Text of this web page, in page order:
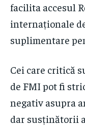
facilita accesul
internaționale
suplimentare
Cei care critică
de FMI pot fi
negativ asupra
dar susținătorii